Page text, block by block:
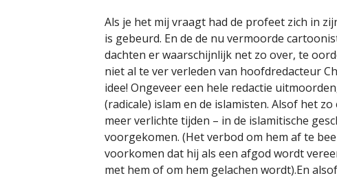
Als je het mij vraagt had de profeet zich in
is gebeurd. En de de nu vermoorde
dachten er waarschijnlijk net zo over, te
niet al te ver verleden van hoofdredacteur
idee! Ongeveer een hele redactie
(radicale) islam en de islamisten. Alsof het
meer verlichte tijden – in de islamitische
voorgekomen. (Het verbod om hem af te
voorkomen dat hij als een afgod wordt
met hem of om hem gelachen wordt).En